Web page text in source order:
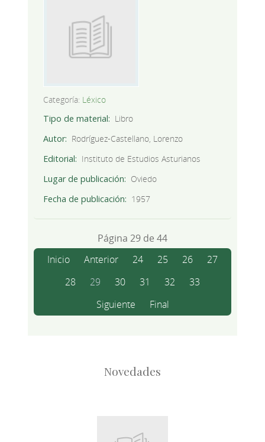
Categoría: Léxico
Tipo de material
Libro
Autor
Rodríguez-Castellano, Lorenzo
Editorial
Instituto de Estudios Asturianos
Lugar de publicación
Oviedo
Fecha de publicación
1957
Página 29 de 44
Inicio
Anterior 24 25 26
27
28
29 30 31 32
33
Siguiente
Final
Novedades